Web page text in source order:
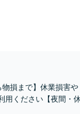
物損まで】休業損害や
用ください【夜間・